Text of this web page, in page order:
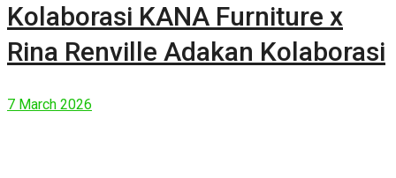
Kolaborasi KANA Furniture x
Rina Renville Adakan Kolaborasi
7 March 2026